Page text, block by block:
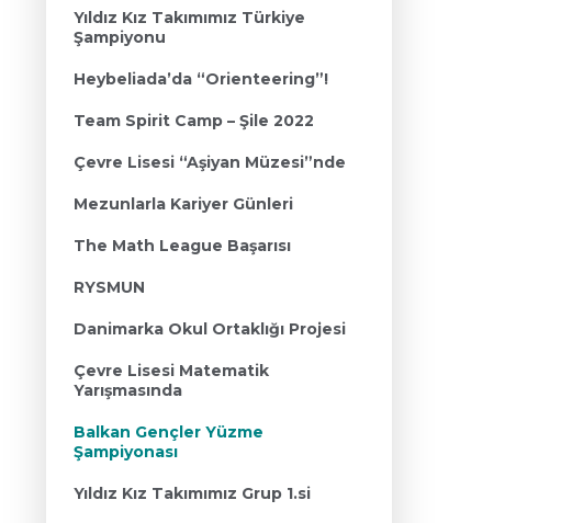
Yıldız Kız Takımımız Türkiye
Şampiyonu
Heybeliada’da “Orienteering”!
Team Spirit Camp – Şile 2022
Çevre Lisesi “Aşiyan Müzesi”nde
Mezunlarla Kariyer Günleri
The Math League Başarısı
RYSMUN
Danimarka Okul Ortaklığı Projesi
Çevre Lisesi Matematik
Yarışmasında
Balkan Gençler Yüzme
Şampiyonası
Yıldız Kız Takımımız Grup 1.si